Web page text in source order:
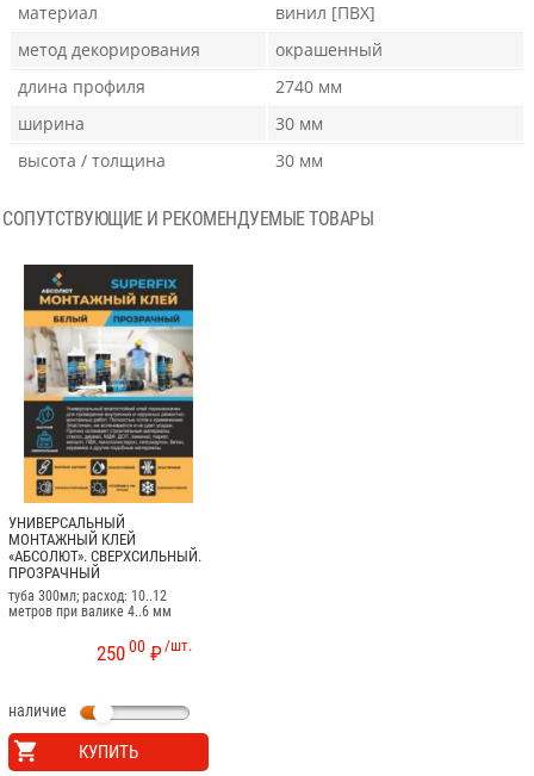
материал
винил [ПВХ]
метод декорирования
окрашенный
длина профиля
2740 мм
ширина
30 мм
высота / толщина
30 мм
СОПУТСТВУЮЩИЕ И РЕКОМЕНДУЕМЫЕ ТОВАРЫ
УНИВЕРСАЛЬНЫЙ
МОНТАЖНЫЙ КЛЕЙ
«АБСОЛЮТ». СВЕРХСИЛЬНЫЙ.
ПРОЗРАЧНЫЙ
туба 300мл; расход: 10..12
метров при валике 4..6 мм
/шт.
25000 ₽
наличие
КУПИТЬ